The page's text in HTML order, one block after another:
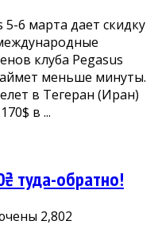
6 марта дает скидку
клуба Pegasus
меньше минуты.
в Тегеран (Иран)
в ...
туда-обратно!
2,802